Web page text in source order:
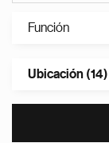
Función
Ubicación (14)